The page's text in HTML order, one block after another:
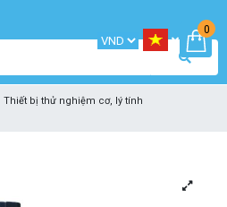
0
Thiết bị thử nghiệm cơ, lý tính